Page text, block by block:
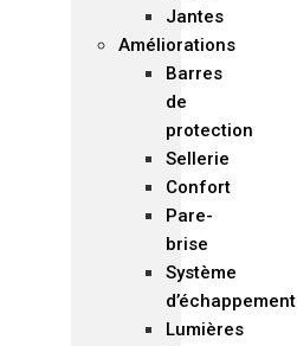
Jantes
Améliorations
Barres
de
protection
Sellerie
Confort
Pare-
brise
Système
d’échappement
Lumières